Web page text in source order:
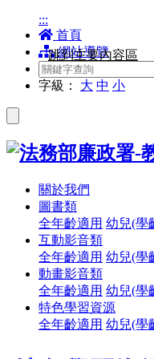
跳到主要內容區
:::
首頁
網站導覽
字級： 大 中 小
關於我們
圖書類
全年齡適用 幼兒(學
互動影音類
全年齡適用 幼兒(學
動畫影音類
全年齡適用 幼兒(學
特色學習資源
全年齡適用 幼兒(學